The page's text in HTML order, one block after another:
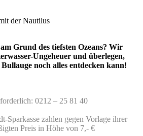
der Nautilus
Grund des tiefsten Ozeans? Wir
Ungeheuer und überlegen,
noch alles entdecken kann!
0212 – 25 81 40
Sparkasse zahlen gegen Vorlage ihrer
Preis in Höhe von 7,- €